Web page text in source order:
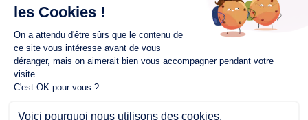
NOUS CONTACTER
02 40 300 200
NOUS SUIVRE